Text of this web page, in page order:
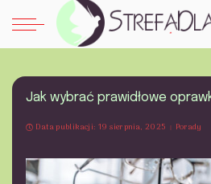
Jak wybrać prawidłowe
Data publikacji: 19 sierpnia, 2025 Porady